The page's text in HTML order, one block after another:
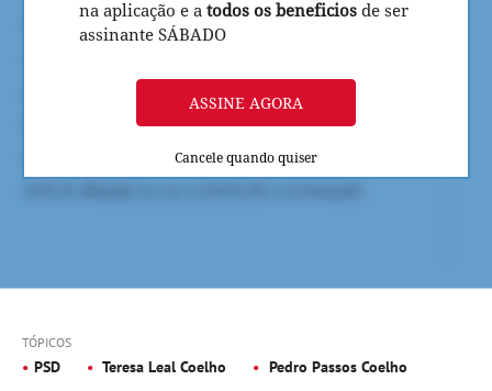
na aplicação e a todos os beneficios de ser
assinante SÁBADO
ASSINE AGORA
Cancele quando quiser
TÓPICOS
PSD Teresa Leal Coelho
Pedro Passos Coelho